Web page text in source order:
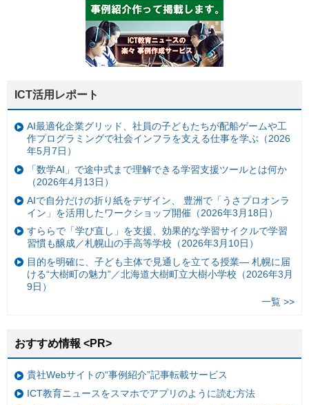
ICT活用レポート
AI最適化企業グリッド、社員の子どもたちが配船ゲームや工
作プログラミングで社会インフラを支える仕事を学ぶ（2026
年5月7日）
「数学AI」で途中式まで理解できる学習支援ツールとは何か
（2026年4月13日）
AIで自分だけの折り紙をデザイン、 豊洲で「うさプロオンラ
イン」を活用したワークショップ開催（2026年3月18日）
すららで「学び直し」を支援、効果的な学習サイクルで学習
習慣も醸成／札幌山の手高等学校（2026年3月10日）
目的を明確に、子ども主体で見通しを立てる授業— 札幌に届
ける“大樹町の魅力”／北海道大樹町立大樹小学校（2026年3月
9日）
一覧 >>
おすすめ情報 <PR>
貴社Webサイトの“事例紹介”記事転載サービス
ICT教育ニュースをスマホでアプリのように読む方法